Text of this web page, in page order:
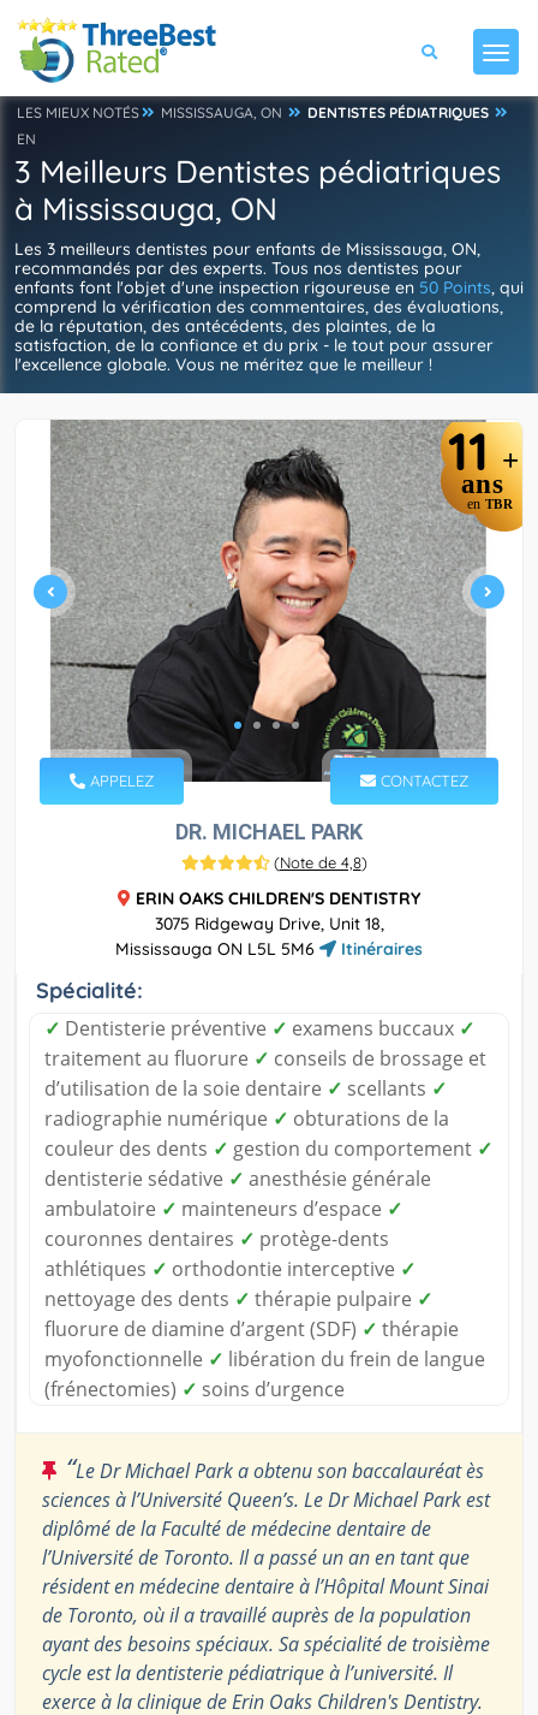
LES MIEUX NOTÉS MISSISSAUGA, ON
DENTISTES PÉDIATRIQUES
EN
3 Meilleurs Dentistes pédiatriques
à Mississauga, ON
Les 3 meilleurs dentistes pour enfants de Mississauga, ON,
recommandés par des experts. Tous nos dentistes pour
enfants font l'objet d'une inspection rigoureuse en 50 Points, qui
comprend la vérification des commentaires, des évaluations,
de la réputation, des antécédents, des plaintes, de la
satisfaction, de la confiance et du prix - le tout pour assurer
l'excellence globale. Vous ne méritez que le meilleur !
11 +
ans
en TBR
APPELEZ CONTACTEZ
DR. MICHAEL PARK
(Note de 4,8)
ERIN OAKS CHILDREN'S DENTISTRY
3075 Ridgeway Drive, Unit 18,
Mississauga ON L5L 5M6
Itinéraires
Spécialité:
✓ Dentisterie préventive ✓ examens buccaux ✓
traitement au fluorure ✓ conseils de brossage et
d’utilisation de la soie dentaire ✓ scellants ✓
radiographie numérique ✓ obturations de la
couleur des dents ✓ gestion du comportement ✓
dentisterie sédative ✓ anesthésie générale
ambulatoire ✓ mainteneurs d’espace ✓
couronnes dentaires ✓ protège-dents
athlétiques ✓ orthodontie interceptive ✓
nettoyage des dents ✓ thérapie pulpaire ✓
fluorure de diamine d’argent (SDF) ✓ thérapie
myofonctionnelle ✓ libération du frein de langue
(frénectomies) ✓ soins d’urgence
“Le Dr Michael Park a obtenu son baccalauréat ès
sciences à l’Université Queen’s. Le Dr Michael Park est
diplômé de la Faculté de médecine dentaire de
l’Université de Toronto. Il a passé un an en tant que
résident en médecine dentaire à l’Hôpital Mount Sinai
de Toronto, où il a travaillé auprès de la population
ayant des besoins spéciaux. Sa spécialité de troisième
cycle est la dentisterie pédiatrique à l’université. Il
exerce à la clinique de Erin Oaks Children's Dentistry.